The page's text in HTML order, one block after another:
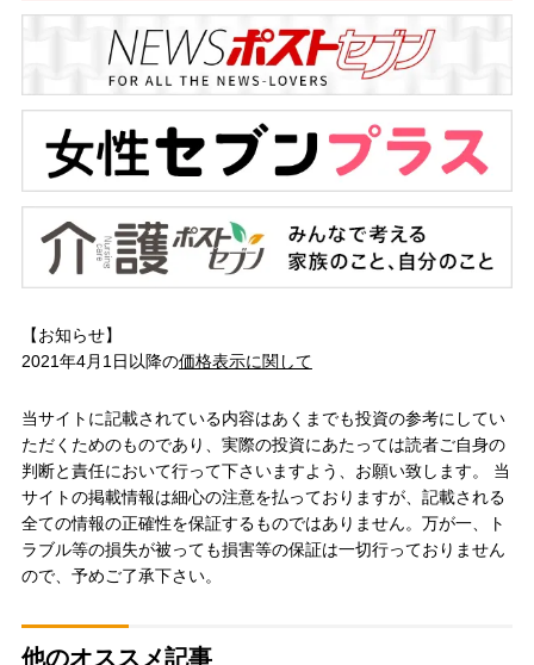
【お知らせ】
2021年4月1日以降の価格表示に関して
当サイトに記載されている内容はあくまでも投資の参考にしてい
ただくためのものであり、実際の投資にあたっては読者ご自身の
判断と責任において行って下さいますよう、お願い致します。 当
サイトの掲載情報は細心の注意を払っておりますが、記載される
全ての情報の正確性を保証するものではありません。万が一、ト
ラブル等の損失が被っても損害等の保証は一切行っておりません
ので、予めご了承下さい。
他のオススメ記事